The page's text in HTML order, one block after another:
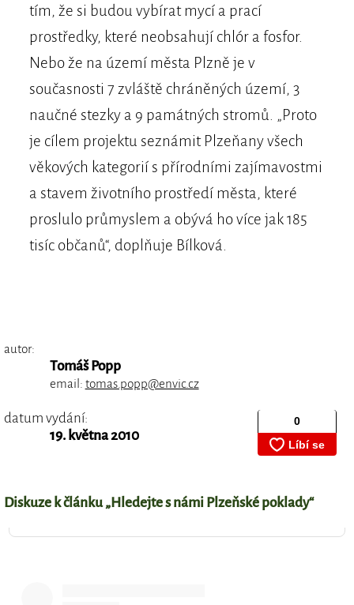
tím, že si budou vybírat mycí a prací
prostředky, které neobsahují chlór a fosfor.
Nebo že na území města Plzně je v
současnosti 7 zvláště chráněných území, 3
naučné stezky a 9 památných stromů. „Proto
je cílem projektu seznámit Plzeňany všech
věkových kategorií s přírodními zajímavostmi
a stavem životního prostředí města, které
proslulo průmyslem a obývá ho více jak 185
tisíc občanů“, doplňuje Bílková.
autor:
Tomáš Popp
email: tomas.popp@envic.cz
datum vydání:
19. května 2010
Diskuze k článku „Hledejte s námi Plzeňské poklady“